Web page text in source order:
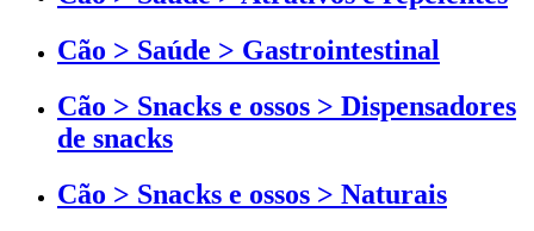
Cão > Saúde > Gastrointestinal
Cão > Snacks e ossos > Dispensadores
de snacks
Cão > Snacks e ossos > Naturais